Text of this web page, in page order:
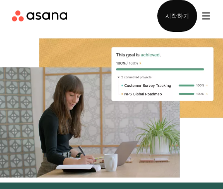
시작하기